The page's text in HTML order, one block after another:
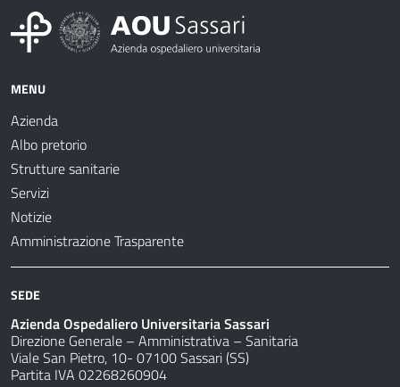
MENU
Azienda
Albo pretorio
Strutture sanitarie
Servizi
Notizie
Amministrazione Trasparente
SEDE
Azienda Ospedaliero Universitaria Sassari
Direzione Generale – Amministrativa – Sanitaria
Viale San Pietro, 10- 07100 Sassari (SS)
Partita IVA 02268260904